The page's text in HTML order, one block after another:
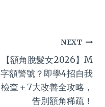
NEXT
【額角脫髮女2026】M
字額警號？即學4招自我
檢查＋7大改善全攻略，
告別額角稀疏！